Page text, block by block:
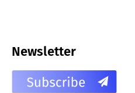
Newsletter